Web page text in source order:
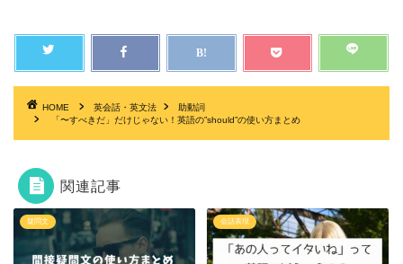
HOME 英会話・英文法
助動詞
「〜すべきだ」だけじゃない！英語の”should”の使い方まとめ
関連記事
疑問文 会話表現